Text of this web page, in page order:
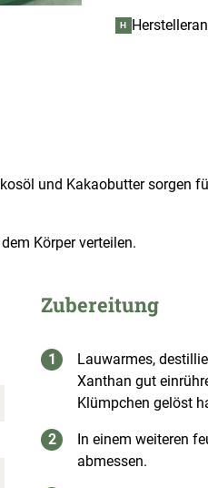
H
und Kakaobutter sorgen
Körper verteilen.
Zubereitung
Lauwarmes,
Xanthan gut
Klümpchen gelöst
In einem weiteren
abmessen.